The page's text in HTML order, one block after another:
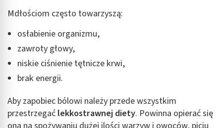
Mdłościom często towarzyszą:
osłabienie organizmu,
zawroty głowy,
niskie ciśnienie tętnicze krwi,
brak energii.
Aby zapobiec bólowi należy przede wszystkim
przestrzegać lekkostrawnej diety. Powinna opierać się